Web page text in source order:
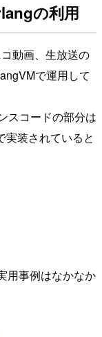
の利用
動画、生放送の
で運用して
スコードの部分は
装されていると
用事例はなかなか